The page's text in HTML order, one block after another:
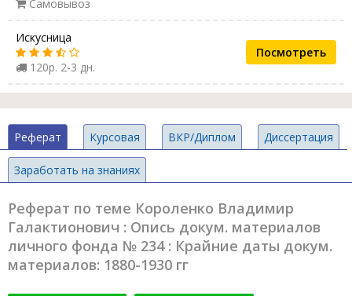
Самовывоз
Искусница
120р. 2-3 дн.
Посмотреть
Реферат Курсовая ВКР/Диплом Диссертация
Заработать на знаниях
Реферат по теме Короленко Владимир
Галактионович : Опись докум. материалов
личного фонда № 234 : Крайние даты докум.
материалов: 1880-1930 гг